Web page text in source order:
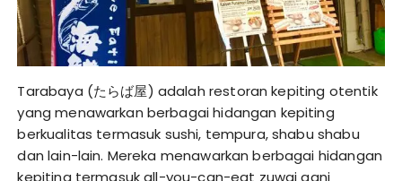
Tarabaya (たらば屋) adalah restoran kepiting otentik
yang menawarkan berbagai hidangan kepiting
berkualitas termasuk sushi, tempura, shabu shabu
dan lain-lain. Mereka menawarkan berbagai hidangan
kepiting termasuk all-you-can-eat zuwai gani